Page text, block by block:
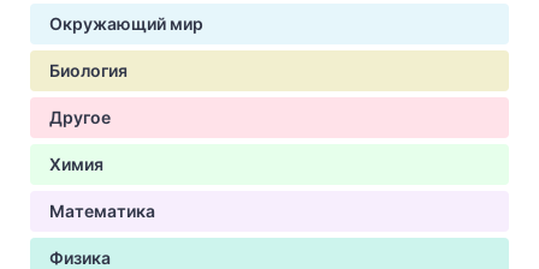
Окружающий мир
Биология
Другое
Химия
Математика
Физика